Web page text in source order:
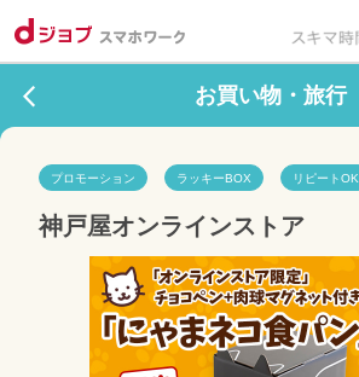
お買い物・旅行
プロモーション ラッキーBOX リピートOK
神戸屋オンラインストア